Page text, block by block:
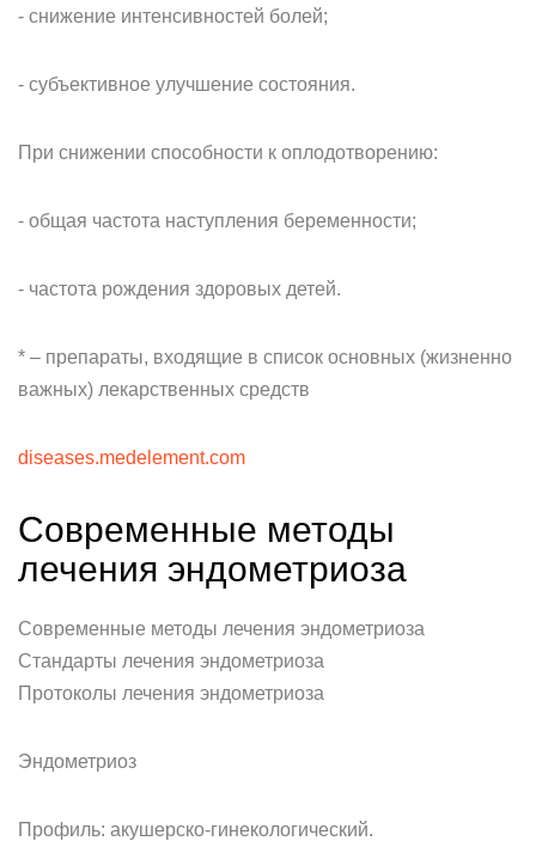
- снижение интенсивностей болей;
- субъективное улучшение состояния.
При снижении способности к оплодотворению:
- общая частота наступления беременности;
- частота рождения здоровых детей.
* – препараты, входящие в список основных (жизненно
важных) лекарственных средств
diseases.medelement.com
Современные методы
лечения эндометриоза
Современные методы лечения эндометриоза
Стандарты лечения эндометриоза
Протоколы лечения эндометриоза
Эндометриоз
Профиль: акушерско-гинекологический.